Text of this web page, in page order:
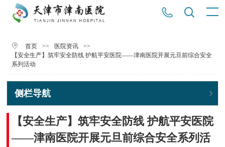
首页 >> 医院资讯
>>
【安全生产】筑牢安全防线 护航平安医院——津南医院开展元旦前综合安全
系列活动
侧栏导航
【安全生产】筑牢安全防线 护航平安医院
——津南医院开展元旦前综合安全系列活